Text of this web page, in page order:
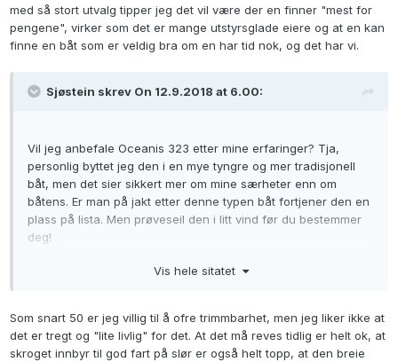
med så stort utvalg tipper jeg det vil være der en finner "mest for
pengene", virker som det er mange utstyrsglade eiere og at en kan
finne en båt som er veldig bra om en har tid nok, og det har vi.
Sjøstein skrev On 12.9.2018 at 6.00:
Vil jeg anbefale Oceanis 323 etter mine erfaringer? Tja,
personlig byttet jeg den i en mye tyngre og mer tradisjonell
båt, men det sier sikkert mer om mine særheter enn om
båtens. Er man på jakt etter denne typen båt fortjener den en
plass på lista. Men prøveseil den i litt vind før du bestemmer
deg!
Vis hele sitatet
Som snart 50 er jeg villig til å ofre trimmbarhet, men jeg liker ikke at
det er tregt og "lite livlig" for det. At det må reves tidlig er helt ok, at
skroget innbyr til god fart på slør er også helt topp, at den breie